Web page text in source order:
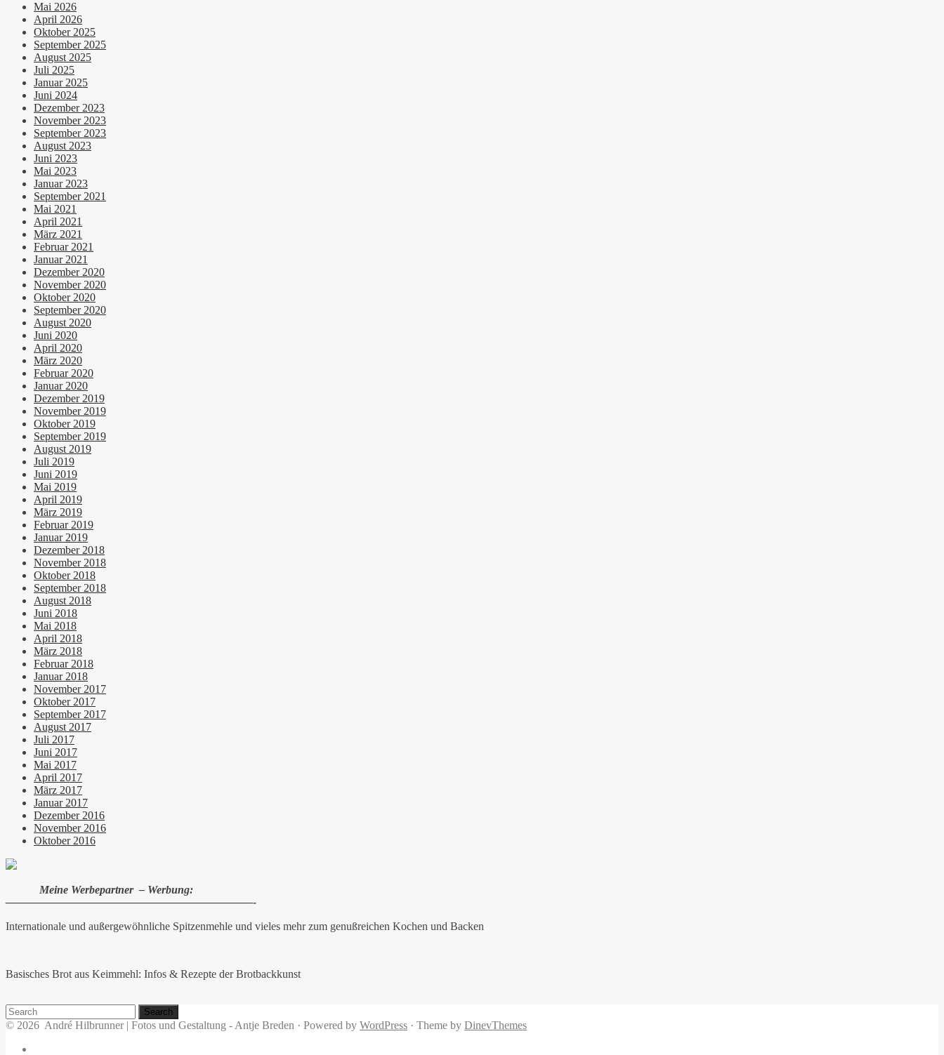
Mai 2026
April 2026
Oktober 2025
September 2025
August 2025
Juli 2025
Januar 2025
Juni 2024
Dezember 2023
November 2023
September 2023
August 2023
Juni 2023
Mai 2023
Januar 2023
September 2021
Mai 2021
April 2021
März 2021
Februar 2021
Januar 2021
Dezember 2020
November 2020
Oktober 2020
September 2020
August 2020
Juni 2020
April 2020
März 2020
Februar 2020
Januar 2020
Dezember 2019
November 2019
Oktober 2019
September 2019
August 2019
Juli 2019
Juni 2019
Mai 2019
April 2019
März 2019
Februar 2019
Januar 2019
Dezember 2018
November 2018
Oktober 2018
September 2018
August 2018
Juni 2018
Mai 2018
April 2018
März 2018
Februar 2018
Januar 2018
November 2017
Oktober 2017
September 2017
August 2017
Juli 2017
Juni 2017
Mai 2017
April 2017
März 2017
Januar 2017
Dezember 2016
November 2016
Oktober 2016
Meine Werbepartner – Werbung:
——————————————————————-
Internationale und außergewöhnliche Spitzenmehle und vieles mehr zum genußreichen Kochen und Backen
Basisches Brot aus Keimmehl: Infos & Rezepte der Brotbackkunst
Search
for:
© 2026 André Hilbrunner | Fotos und Gestaltung - Antje Breden · Powered by WordPress · Theme by DinevThemes